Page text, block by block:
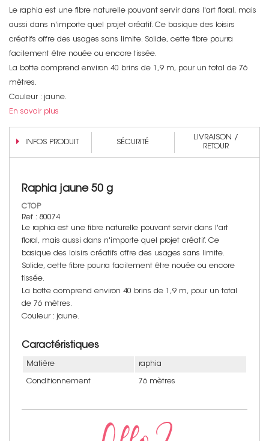
Le raphia est une fibre naturelle pouvant servir dans l'art floral, mais
aussi dans n'importe quel projet créatif. Ce basique des loisirs
créatifs offre des usages sans limite. Solide, cette fibre pourra
facilement être nouée ou encore tissée.
La botte comprend environ 40 brins de 1,9 m, pour un total de 76
mètres.
Couleur : jaune.
En savoir plus
INFOS PRODUIT SÉCURITÉ
LIVRAISON /
RETOUR
Raphia jaune 50 g
CTOP
Ref : 80074
Le raphia est une fibre naturelle pouvant servir dans l'art
floral, mais aussi dans n'importe quel projet créatif. Ce
basique des loisirs créatifs offre des usages sans limite.
Solide, cette fibre pourra facilement être nouée ou encore
tissée.
La botte comprend environ 40 brins de 1,9 m, pour un total
de 76 mètres.
Couleur : jaune.
Caractéristiques
Matière raphia
Conditionnement 76 mètres